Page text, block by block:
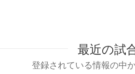
最近の試
登録されている情報の中